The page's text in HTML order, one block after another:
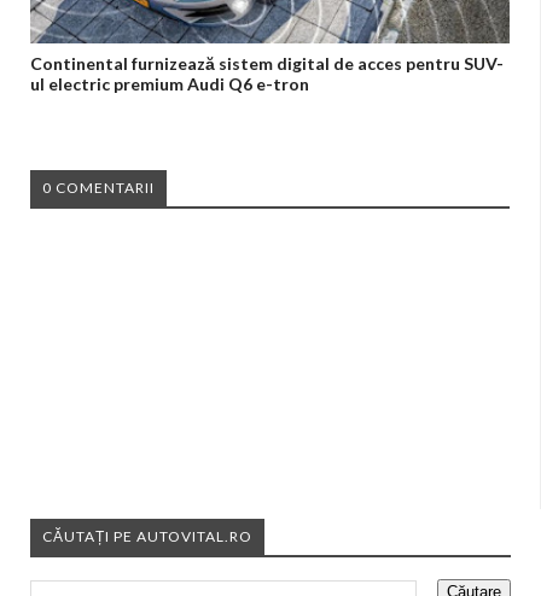
Continental furnizează sistem digital de acces pentru SUV-
ul electric premium Audi Q6 e-tron
0 COMENTARII
CĂUTAȚI PE AUTOVITAL.RO